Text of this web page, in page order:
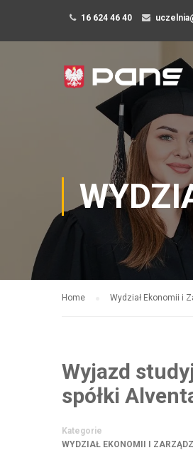
16 624 46 40
Home Wydział Ekonomii i
Wyjazd
spółki
Kategorie
WYDZIAŁ EKONOMII I